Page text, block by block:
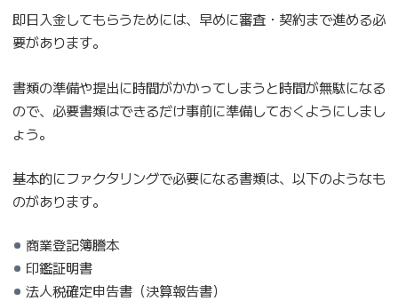
即日入金してもらうためには、早めに審査・契約まで進める必
要があります。
書類の準備や提出に時間がかかってしまうと時間が無駄になる
ので、必要書類はできるだけ事前に準備しておくようにしまし
ょう。
基本的にファクタリングで必要になる書類は、以下のようなも
のがあります。
商業登記簿謄本
印鑑証明書
法人税確定申告書（決算報告書）